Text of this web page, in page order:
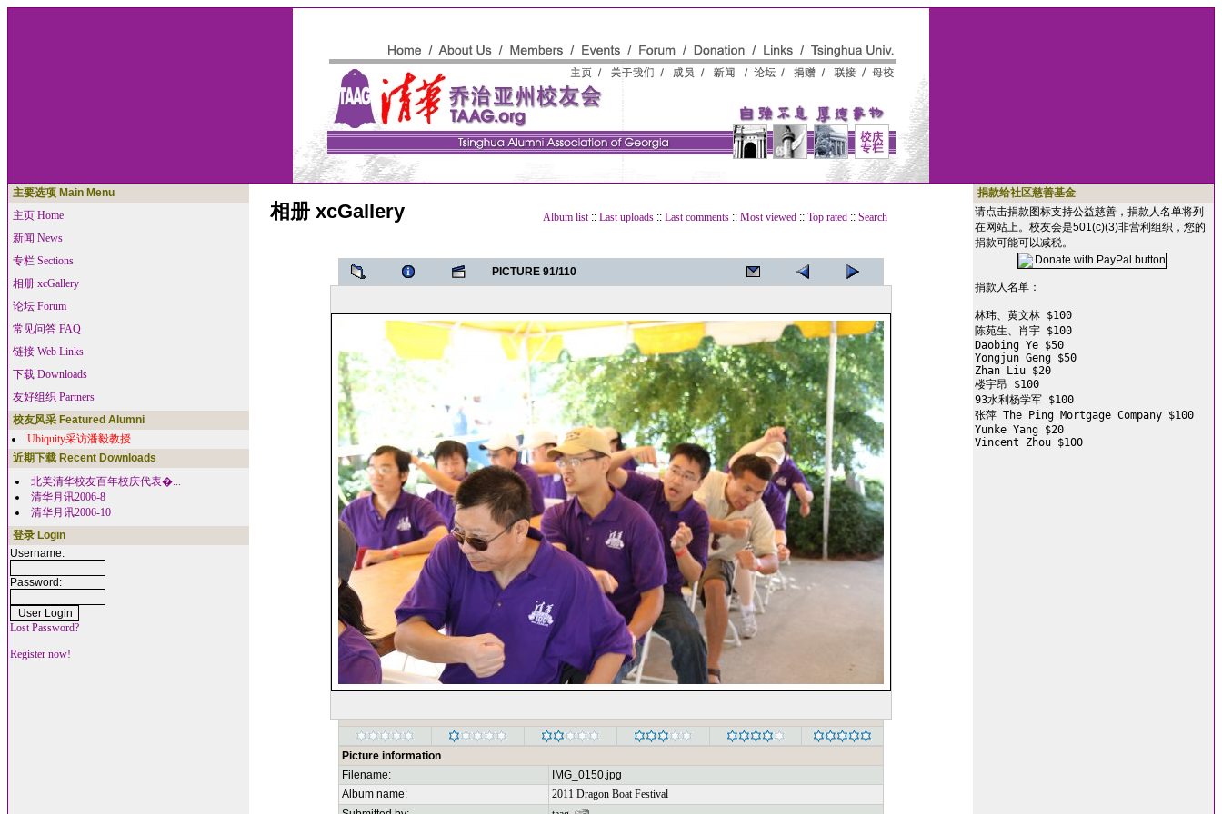
主要选项 Main Menu
主页 Home
新闻 News
专栏 Sections
相册 xcGallery
论坛 Forum
常见问答 FAQ
链接 Web Links
下载 Downloads
友好组织 Partners
校友风采 Featured Alumni
Ubiquity采访潘毅教授
近期下载 Recent Downloads
北美清华校友百年校庆代表�...
清华月讯2006-8
清华月讯2006-10
登录 Login
Username:
Password:
Lost Password?
Register now!
相册 xcGallery Album list:: Last uploads:: Last comments:: Most viewed:: Top rated:: Search
PICTURE 91/110
Picture information
Filename:
IMG_0150.jpg
Album name:
2011 Dragon Boat Festival
捐款给社区慈善基金
请点击捐款图标支持公益慈善，捐款人名单将列
在网站上。校友会是501(c)(3)非营利组织，您的
捐款可能可以减税。
捐款人名单：
林玮、黄文林 $100
陈苑生、肖宇 $100
Daobing Ye $50
Yongjun Geng $50
Zhan Liu $20
楼宇昂 $100
93水利杨学军 $100
张萍 The Ping Mortgage Company $100
Yunke Yang $20
Vincent Zhou $100